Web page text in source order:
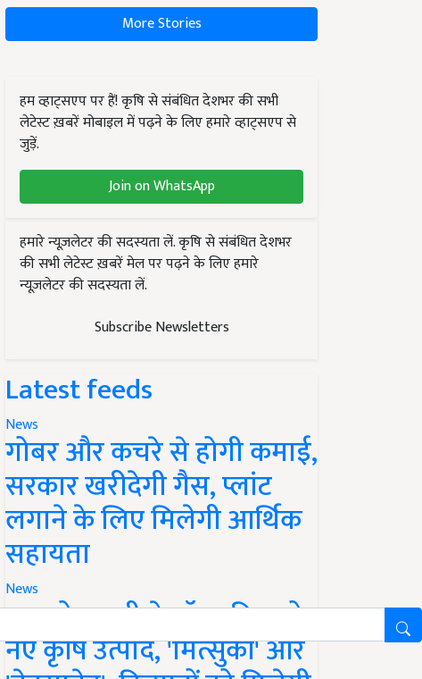
More Stories
हम व्हाट्सएप पर हैं! कृषि से संबंधित देशभर की सभी
लेटेस्ट ख़बरें मोबाइल में पढ़ने के लिए हमारे व्हाट्सएप से
जुड़ें.
Join on WhatsApp
हमारे न्यूज़लेटर की सदस्यता लें. कृषि से संबंधित देशभर
की सभी लेटेस्ट ख़बरें मेल पर पढ़ने के लिए हमारे
न्यूज़लेटर की सदस्यता लें.
Subscribe Newsletters
Latest feeds
News
गोबर और कचरे से होगी कमाई,
सरकार खरीदेगी गैस, प्लांट
लगाने के लिए मिलेगी आर्थिक
सहायता
News
इफको-एमसी ने लॉन्च किए दो
नए कृषि उत्पाद, 'मित्सुकी' और